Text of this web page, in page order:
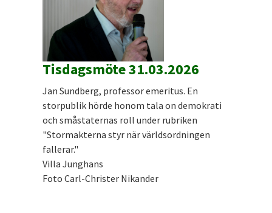
Tisdagsmöte 31.03.2026
Jan Sundberg, professor emeritus. En
storpublik hörde honom tala on demokrati
och småstaternas roll under rubriken
"Stormakterna styr när världsordningen
fallerar."
Villa Junghans
Foto Carl-Christer Nikander